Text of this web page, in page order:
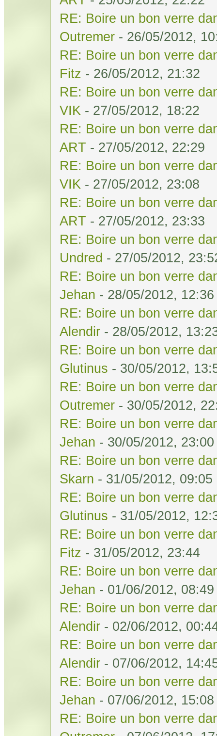
RE: Boire un bon verre
Outremer - 26/05/2012,
RE: Boire un bon verre
Fitz - 26/05/2012, 21:32
RE: Boire un bon verre
VIK - 27/05/2012, 18:22
RE: Boire un bon verre
ART - 27/05/2012, 22:29
RE: Boire un bon verre
VIK - 27/05/2012, 23:08
RE: Boire un bon verre
ART - 27/05/2012, 23:33
RE: Boire un bon verre
Undred - 27/05/2012,
RE: Boire un bon verre
Jehan - 28/05/2012, 12:36
RE: Boire un bon verre
Alendir - 28/05/2012,
RE: Boire un bon verre
Glutinus - 30/05/2012,
RE: Boire un bon verre
Outremer - 30/05/2012,
RE: Boire un bon verre
Jehan - 30/05/2012, 23:00
RE: Boire un bon verre
Skarn - 31/05/2012, 09:05
RE: Boire un bon verre
Glutinus - 31/05/2012,
RE: Boire un bon verre
Fitz - 31/05/2012, 23:44
RE: Boire un bon verre
Jehan - 01/06/2012, 08:49
RE: Boire un bon verre
Alendir - 02/06/2012,
RE: Boire un bon verre
Alendir - 07/06/2012,
RE: Boire un bon verre
Jehan - 07/06/2012, 15:08
RE: Boire un bon verre